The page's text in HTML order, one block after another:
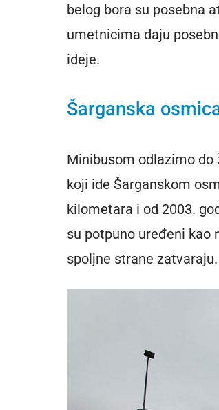
belog bora su posebna
umetnicima daju
ideje.
Šarganska
Minibusom odlazimo do
koji ide Šarganskom
kilometara i od 2003.
su potpuno uređeni kao
spoljne strane zatvaraju.